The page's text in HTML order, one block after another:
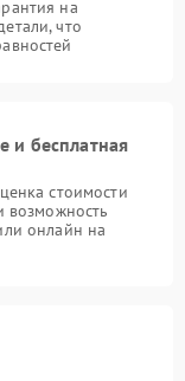
на
что
и бесплатная
стоимости
возможность
онлайн на